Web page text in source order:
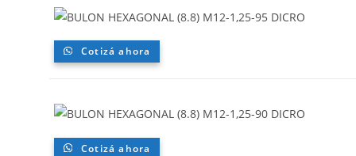
Cotizá ahora
Cotizá ahora